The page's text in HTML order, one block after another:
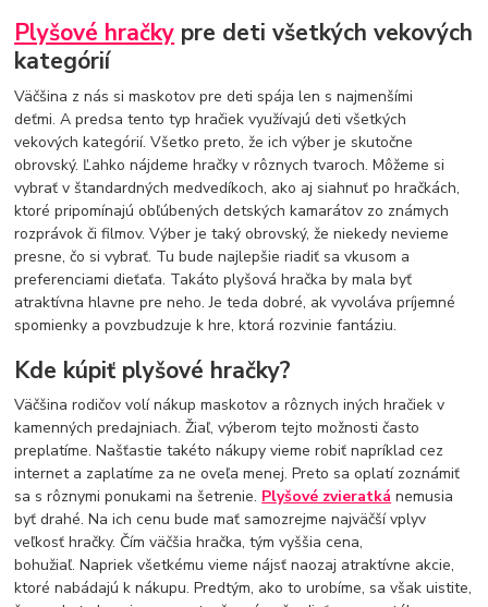
Plyšové hračky pre deti všetkých vekových
kategórií
Väčšina z nás si maskotov pre deti spája len s najmenšími
deťmi. A predsa tento typ hračiek využívajú deti všetkých
vekových kategórií. Všetko preto, že ich výber je skutočne
obrovský. Ľahko nájdeme hračky v rôznych tvaroch. Môžeme si
vybrať v štandardných medvedíkoch, ako aj siahnuť po hračkách,
ktoré pripomínajú obľúbených detských kamarátov zo známych
rozprávok či filmov. Výber je taký obrovský, že niekedy nevieme
presne, čo si vybrať. Tu bude najlepšie riadiť sa vkusom a
preferenciami dieťaťa. Takáto plyšová hračka by mala byť
atraktívna hlavne pre neho. Je teda dobré, ak vyvoláva príjemné
spomienky a povzbudzuje k hre, ktorá rozvinie fantáziu.
Kde kúpiť plyšové hračky?
Väčšina rodičov volí nákup maskotov a rôznych iných hračiek v
kamenných predajniach. Žiaľ, výberom tejto možnosti často
preplatíme. Našťastie takéto nákupy vieme robiť napríklad cez
internet a zaplatíme za ne oveľa menej. Preto sa oplatí zoznámiť
sa s rôznymi ponukami na šetrenie. Plyšové zvieratká nemusia
byť drahé. Na ich cenu bude mať samozrejme najväčší vplyv
veľkosť hračky. Čím väčšia hračka, tým vyššia cena,
bohužiaľ. Napriek všetkému vieme nájsť naozaj atraktívne akcie,
ktoré nabádajú k nákupu. Predtým, ako to urobíme, sa však uistite,